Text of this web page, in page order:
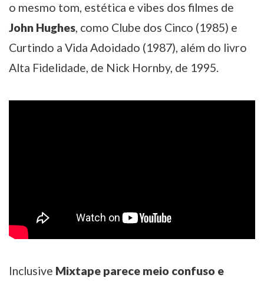
o mesmo tom, estética e vibes dos filmes de
John Hughes, como Clube dos Cinco (1985) e
Curtindo a Vida Adoidado (1987), além do livro
Alta Fidelidade, de Nick Hornby, de 1995.
Inclusive Mixtape parece meio confuso e